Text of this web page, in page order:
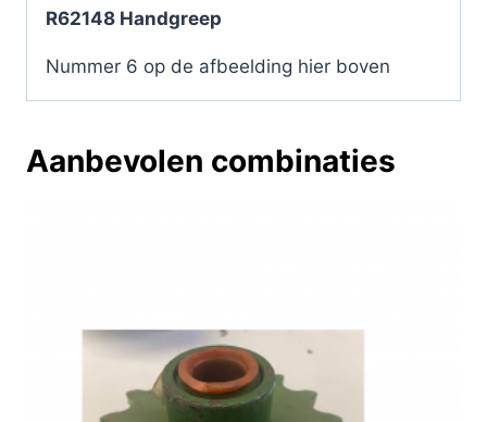
R62148 Handgreep
Nummer 6 op de afbeelding hier boven
Aanbevolen combinaties